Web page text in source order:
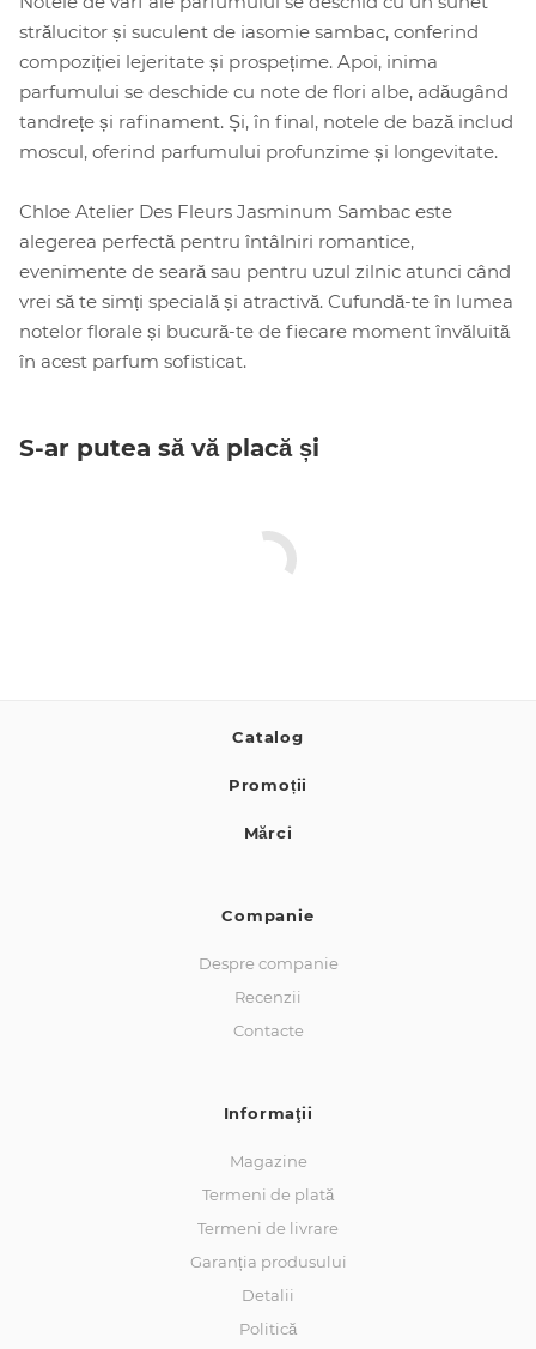
strălucitor și suculent de iasomie sambac, conferind
compoziției lejeritate și prospețime. Apoi, inima
parfumului se deschide cu note de flori albe, adăugând
tandrețe și rafinament. Și, în final, notele de bază includ
moscul, oferind parfumului profunzime și longevitate.
Chloe Atelier Des Fleurs Jasminum Sambac este
alegerea perfectă pentru întâlniri romantice,
evenimente de seară sau pentru uzul zilnic atunci când
vrei să te simți specială și atractivă. Cufundă-te în lumea
notelor florale și bucură-te de fiecare moment învăluită
în acest parfum sofisticat.
S-ar putea să vă placă și
Catalog
Promoții
Mărci
Companie
Despre companie
Recenzii
Contacte
Informaţii
Magazine
Termeni de plată
Termeni de livrare
Garanția produsului
Detalii
Politică